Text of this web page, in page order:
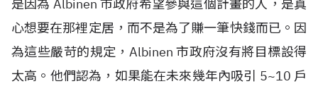
是因為 Albinen 市政府希望參與這個計畫的人，是真
心想要在那裡定居，而不是為了賺一筆快錢而已。因
為這些嚴苛的規定，Albinen 市政府沒有將目標設得
太高。他們認為，如果能在未來幾年內吸引 5~10 戶